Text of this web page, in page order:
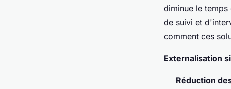
diminue le
de suivi et
comment ces
Externalisation
Réduction